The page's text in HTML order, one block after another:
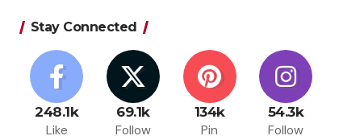
Stay Connected
248.1k
Like
69.1k
Follow
134k
Pin
54.3k
Follow